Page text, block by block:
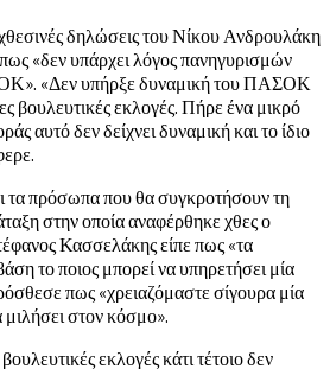
χθεσινές δηλώσεις του Νίκου Ανδρουλάκη
«δεν υπάρχει λόγος πανηγυρισμών
«Δεν υπήρξε δυναμική του ΠΑΣΟΚ
βουλευτικές εκλογές. Πήρε ένα μικρό
αυτό δεν δείχνει δυναμική και το ίδιο
τα πρόσωπα που θα συγκροτήσουν τη
στην οποία αναφέρθηκε χθες ο
Κασσελάκης είπε πως «τα
το ποιος μπορεί να υπηρετήσει μία
πως «χρειαζόμαστε σίγουρα μία
μιλήσει στον κόσμο».
εκλογές κάτι τέτοιο δεν